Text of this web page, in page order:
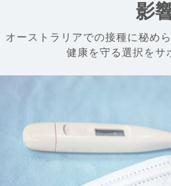
影
オーストラリアでの接種に秘め
健康を守る選択をサ